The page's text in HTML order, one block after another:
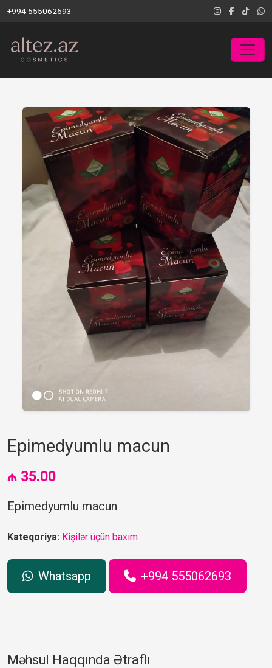
+994 555062693
Epimedyumlu macun
₼ 35.00
Epimedyumlu macun
Kateqoriya: Kişilər üçün baxım
Whatsapp +994 555062693
Məhsul Haqqında Ətraflı